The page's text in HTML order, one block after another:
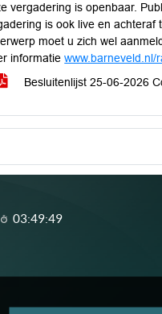
vergadering is openbaar.
is ook live en achteraf
moet u zich wel
informatiewww.barneveld.nl/
Besluitenlijst 25-06-2026